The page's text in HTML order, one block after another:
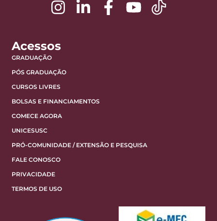
Acessos
GRADUAÇÃO
PÓS GRADUAÇÃO
CURSOS LIVRES
BOLSAS E FINANCIAMENTOS
COMECE AGORA
UNICESUSC
PRÓ-COMUNIDADE / EXTENSÃO E PESQUISA
FALE CONOSCO
PRIVACIDADE
TERMOS DE USO